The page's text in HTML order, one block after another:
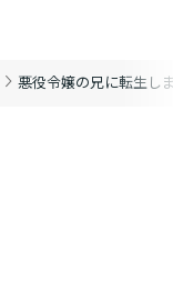
悪役令嬢の兄に転生し